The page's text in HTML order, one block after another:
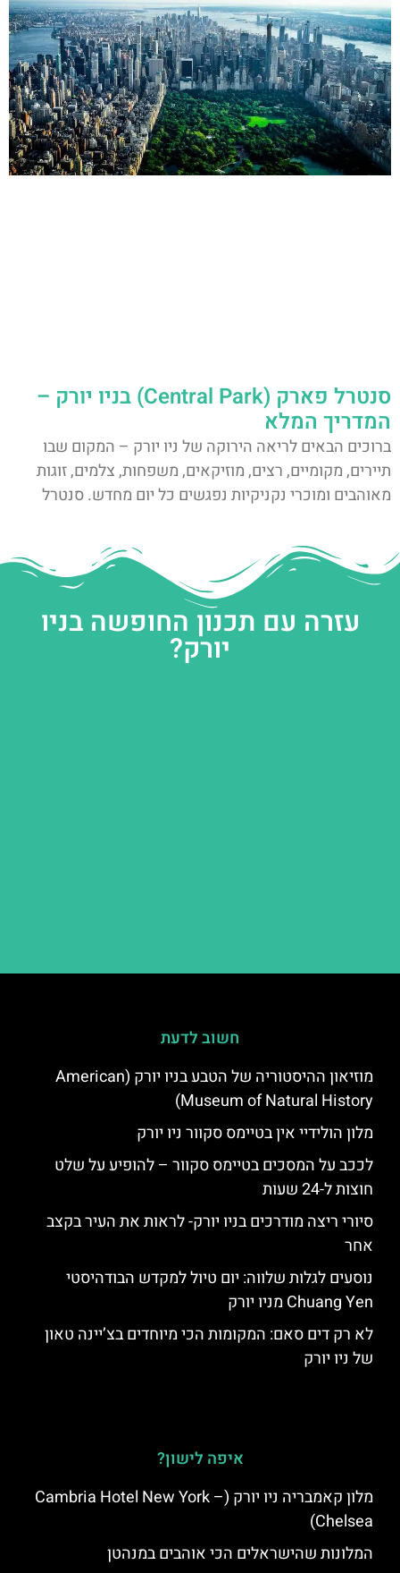
סנטרל פארק (Central Park) בניו יורק –
המדריך המלא
ברוכים הבאים לריאה הירוקה של ניו יורק – המקום שבו
תיירים, מקומיים, רצים, מוזיקאים, משפחות, צלמים, זוגות
מאוהבים ומוכרי נקניקיות נפגשים כל יום מחדש. סנטרל
עזרה עם תכנון החופשה בניו
יורק?
חשוב לדעת
מוזיאון ההיסטוריה של הטבע בניו יורק (American
Museum of Natural History)
מלון הולידיי אין בטיימס סקוור ניו יורק
לככב על המסכים בטיימס סקוור – להופיע על שלט
חוצות ל-24 שעות
סיורי ריצה מודרכים בניו יורק- לראות את העיר בקצב
אחר
נוסעים לגלות שלווה: יום טיול למקדש הבודהיסטי
Chuang Yen מניו יורק
לא רק דים סאם: המקומות הכי מיוחדים בצ’יינה טאון
של ניו יורק
איפה לישון?
מלון קאמבריה ניו יורק (Cambria Hotel New York –
Chelsea)
המלונות שהישראלים הכי אוהבים במנהטן